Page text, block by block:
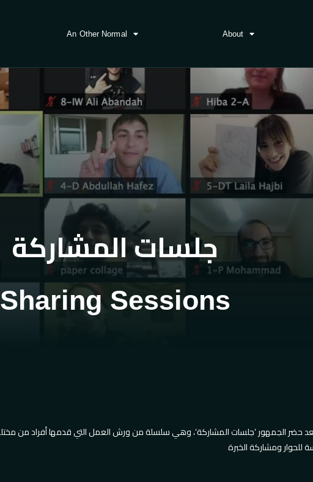
An Other Normal About
جلسات المشاركة
Sharing Sessions